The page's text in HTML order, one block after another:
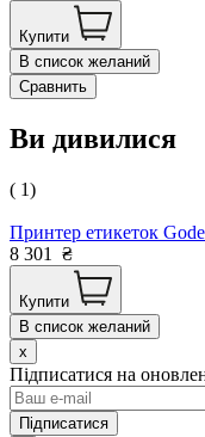
Купити
В список желаний
Сравнить
Ви дивилися
( 1)
Принтер етикеток
8 301
₴
Купити
В список желаний
x
Підписатися на